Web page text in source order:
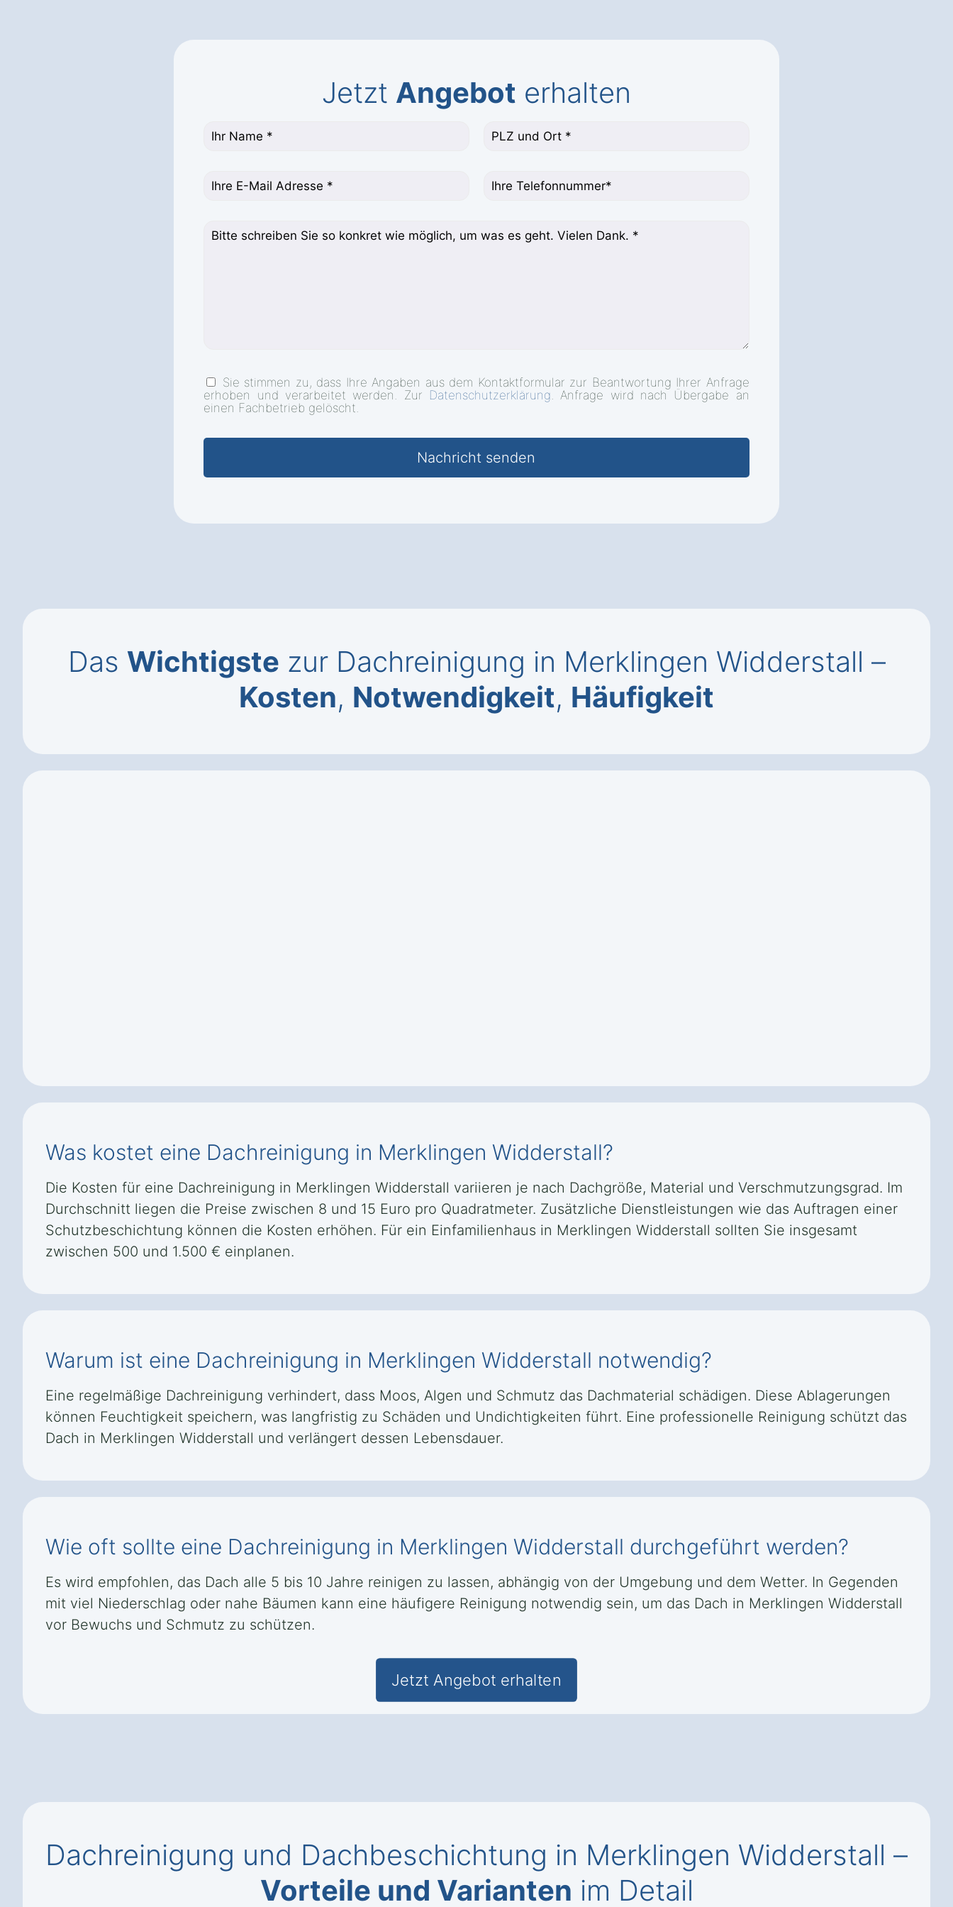
Jetzt Angebot erhalten
Sie stimmen zu, dass Ihre Angaben aus dem Kontaktformular zur Beantwortung Ihrer Anfrage
erhoben und verarbeitet werden. Zur Datenschutzerklärung. Anfrage wird nach Übergabe an
einen Fachbetrieb gelöscht.
Das Wichtigste zur Dachreinigung in Merklingen Widderstall –
Kosten, Notwendigkeit, Häufigkeit
Was kostet eine Dachreinigung in Merklingen Widderstall?
Die Kosten für eine Dachreinigung in Merklingen Widderstall variieren je nach Dachgröße, Material und Verschmutzungsgrad. Im
Durchschnitt liegen die Preise zwischen 8 und 15 Euro pro Quadratmeter. Zusätzliche Dienstleistungen wie das Auftragen einer
Schutzbeschichtung können die Kosten erhöhen. Für ein Einfamilienhaus in Merklingen Widderstall sollten Sie insgesamt
zwischen 500 und 1.500 € einplanen.
Warum ist eine Dachreinigung in Merklingen Widderstall notwendig?
Eine regelmäßige Dachreinigung verhindert, dass Moos, Algen und Schmutz das Dachmaterial schädigen. Diese Ablagerungen
können Feuchtigkeit speichern, was langfristig zu Schäden und Undichtigkeiten führt. Eine professionelle Reinigung schützt das
Dach in Merklingen Widderstall und verlängert dessen Lebensdauer.
Wie oft sollte eine Dachreinigung in Merklingen Widderstall durchgeführt werden?
Es wird empfohlen, das Dach alle 5 bis 10 Jahre reinigen zu lassen, abhängig von der Umgebung und dem Wetter. In Gegenden
mit viel Niederschlag oder nahe Bäumen kann eine häufigere Reinigung notwendig sein, um das Dach in Merklingen Widderstall
vor Bewuchs und Schmutz zu schützen.
Jetzt Angebot erhalten
Dachreinigung und Dachbeschichtung in Merklingen Widderstall –
Vorteile und Varianten im Detail